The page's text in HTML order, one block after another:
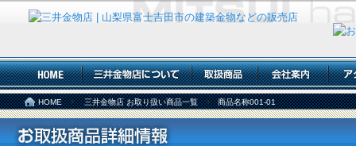
HOME 三井金物店 お取り扱い商品一覧 商品名称001-01